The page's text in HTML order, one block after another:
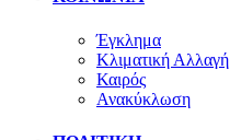
Έγκλημα
Κλιματική Αλλαγή
Καιρός
Ανακύκλωση